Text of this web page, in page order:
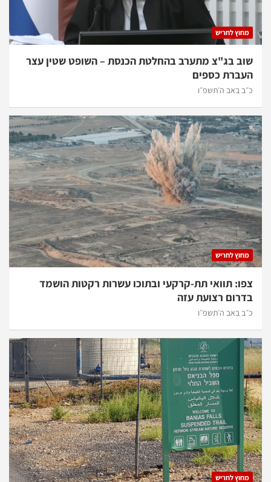
מחוץ לחריש
שוב בג"צ מתערב בהחלטת הכנסת – השופט שטין עצר
העברת כספים
כ״ב באב ה׳תשפ״ו
מחוץ לחריש
צפו: תוואי תת-קרקעי ובתוכו עשרות רקטות הושמד
בדרום רצועת עזה
כ״ב באב ה׳תשפ״ו
מחוץ לחריש